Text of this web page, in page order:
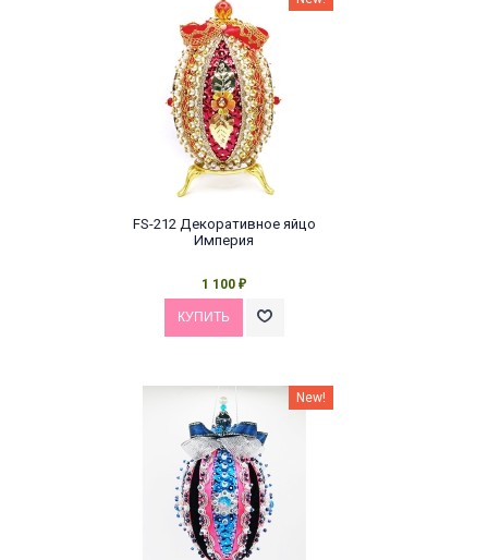
FS-212 Декоративное яйцо
Империя
1 100 ₽
New!